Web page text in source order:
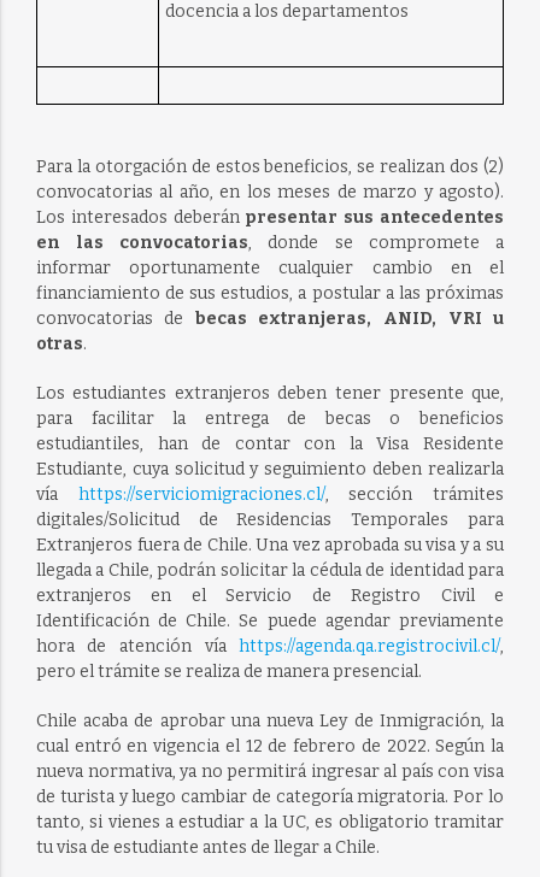
docencia a los departamentos
Para la otorgación de estos beneficios, se realizan dos (2)
convocatorias al año, en los meses de marzo y agosto).
Los interesados deberán presentar sus antecedentes
en las convocatorias, donde se compromete a
informar oportunamente cualquier cambio en el
financiamiento de sus estudios, a postular a las próximas
convocatorias de becas extranjeras, ANID, VRI u
otras.
Los estudiantes extranjeros deben tener presente que,
para facilitar la entrega de becas o beneficios
estudiantiles, han de contar con la Visa Residente
Estudiante, cuya solicitud y seguimiento deben realizarla
vía https://serviciomigraciones.cl/, sección trámites
digitales/Solicitud de Residencias Temporales para
Extranjeros fuera de Chile. Una vez aprobada su visa y a su
llegada a Chile, podrán solicitar la cédula de identidad para
extranjeros en el Servicio de Registro Civil e
Identificación de Chile. Se puede agendar previamente
hora de atención víahttps://agenda.qa.registrocivil.cl/,
pero el trámite se realiza de manera presencial.
Chile acaba de aprobar una nueva Ley de Inmigración, la
cual entró en vigencia el 12 de febrero de 2022. Según la
nueva normativa, ya no permitirá ingresar al país con visa
de turista y luego cambiar de categoría migratoria. Por lo
tanto, si vienes a estudiar a la UC, es obligatorio tramitar
tu visa de estudiante antes de llegar a Chile.